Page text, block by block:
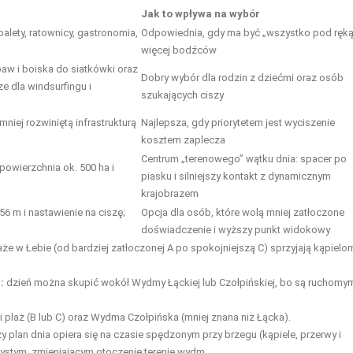
Jak to wpływa na wybór
ratownicy, gastronomia, Odpowiednia, gdy ma być „wszystko pod
więcej bodźców
i boiska do siatkówki oraz
dla windsurfingu i
Dobry wybór dla rodzin z dziećmi oraz osób
szukających ciszy
rozwiniętą infrastrukturą Najlepsza, gdy priorytetem jest wyciszenie
kosztem zaplecza
ok. 500 ha i
Centrum „terenowego” wątku dnia: spacer po
piasku i silniejszy kontakt z dynamicznym
krajobrazem
m i nastawienie na ciszę;
Opcja dla osób, które wolą mniej zatłoczone
doświadczenie i wyższy punkt widokowy
w Łebie (od bardziej zatłoczonej A po spokojniejszą C) sprzyjają
dzień można skupić wokół Wydmy Łąckiej lub Czołpińskiej, bo są
(B lub C) oraz Wydma Czołpińska (mniej znana niż Łącka).
plan dnia opiera się na czasie spędzonym przy brzegu (kąpiele, przerwy i